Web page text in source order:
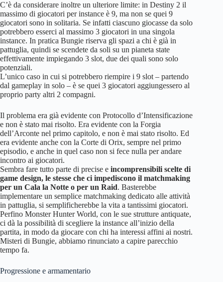
C’è da considerare inoltre un ulteriore limite: in Destiny 2 il
massimo di giocatori per instance è 9, ma non se quei 9
giocatori sono in solitaria. Se infatti ciascuno giocasse da solo
potrebbero esserci al massimo 3 giocatori in una singola
instance. In pratica Bungie riserva gli spazi a chi è già in
pattuglia, quindi se scendete da soli su un pianeta state
effettivamente impiegando 3 slot, due dei quali sono solo
potenziali.
L’unico caso in cui si potrebbero riempire i 9 slot – partendo
dal gameplay in solo – è se quei 3 giocatori aggiungessero al
proprio party altri 2 compagni.
Il problema era già evidente con Protocollo d’Intensificazione
e non è stato mai risolto. Era evidente con la Forgia
dell’Arconte nel primo capitolo, e non è mai stato risolto. Ed
era evidente anche con la Corte di Orix, sempre nel primo
episodio, e anche in quel caso non si fece nulla per andare
incontro ai giocatori.
Sembra fare tutto parte di precise e incomprensibili scelte di
game design, le stesse che ci impediscono il matchmaking
per un Cala la Notte o per un Raid. Basterebbe
implementare un semplice matchmaking dedicato alle attività
in pattuglia, si semplificherebbe la vita a tantissimi giocatori.
Perfino Monster Hunter World, con le sue strutture antiquate,
ci dà la possibilità di scegliere la instance all’inizio della
partita, in modo da giocare con chi ha interessi affini ai nostri.
Misteri di Bungie, abbiamo rinunciato a capire parecchio
tempo fa.
Progressione e armamentario